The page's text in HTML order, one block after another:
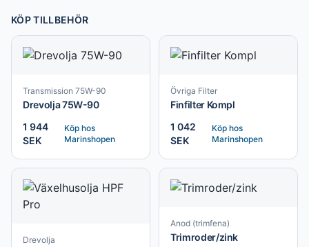
KÖP TILLBEHÖR
Transmission 75W-90
Drevolja 75W-90
1 944
SEK
Köp hos
Marinshopen
Övriga Filter
Finfilter Kompl
1 042
SEK
Köp hos
Marinshopen
Drevolja
Anod (trimfena)
Trimroder/zink